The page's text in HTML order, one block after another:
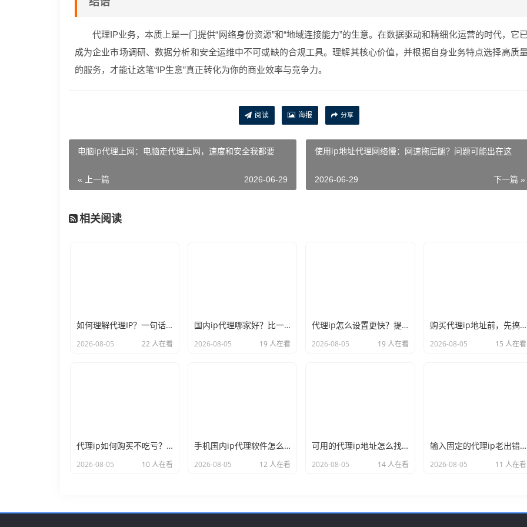
代理IP业务，本质上是一门提供“网络身份资源”和“地域连接能力”的生意。在数据驱动和精细化运营的时代，它
成为企业市场调研、数据分析和安全运维中不可或缺的合规工具。理解其核心价值，并根据自身业务特点选择高质
的服务，才能让这笔“IP生意”真正转化为你的商业效率与竞争力。
阅读 海报 分享
电脑ip代理上网：电脑走代理上网，速度和安全我都要
« 上一篇 2026-06-29
使用ip地址代理网络慢：网速拖后腿？问题可能出在这
下一篇 »
2026-06-29
相关阅读
如何理解代理IP？一句话让你彻底不再迷糊
2026-08-05 22 人在看
国内ip代理哪家好？比一比口碑就见分晓
2026-08-05 19 人在看
代理ip怎么设置更快？提速的几个关键点记牢
2026-08-05 19 人在看
购买代理ip地址前，先搞懂这三件事再说
2026-08-05 15 人在看
代理ip如何购买不吃亏？2026年的避坑心得奉上
2026-08-05 10 人在看
手机国内ip代理软件怎么挑？实用才是硬道理
2026-08-05 12 人在看
可用的代理ip地址怎么找？别再大海捞针了
2026-08-05 14 人在看
输入固定的代理ip老出错？多半是漏了这个细节
2026-08-05 11 人在看